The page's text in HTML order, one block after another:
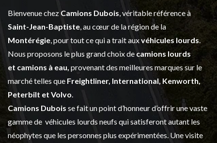
Bienvenue chez Camions Dubois , véritable référence à
Saint-Jean-Baptiste , au cœur de la région de la
Montérégie , pour tout ce qui a trait auxvéhicules lourds
Nous proposons le plus grand choix de camions lourds
et camions à eau, provenant des meilleures marques sur le
marché telles que Freightliner, International, Kenworth,
Peterbilt et Volvo
Camions Dubois se fait un point d’honneur d’offrir une vaste
gamme de véhicules lourds neufs qui satisferont autant les
néophytes que les personnes plus expérimentées. Une visite